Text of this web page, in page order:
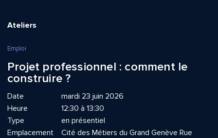
Ateliers
Emploi
Projet professionnel : comment le
construire ?
Date
mardi 23 juin 2026
Heure
12:30 à 13:30
Type
en présentiel
Emplacement
Cité des Métiers du Grand Genève Rue